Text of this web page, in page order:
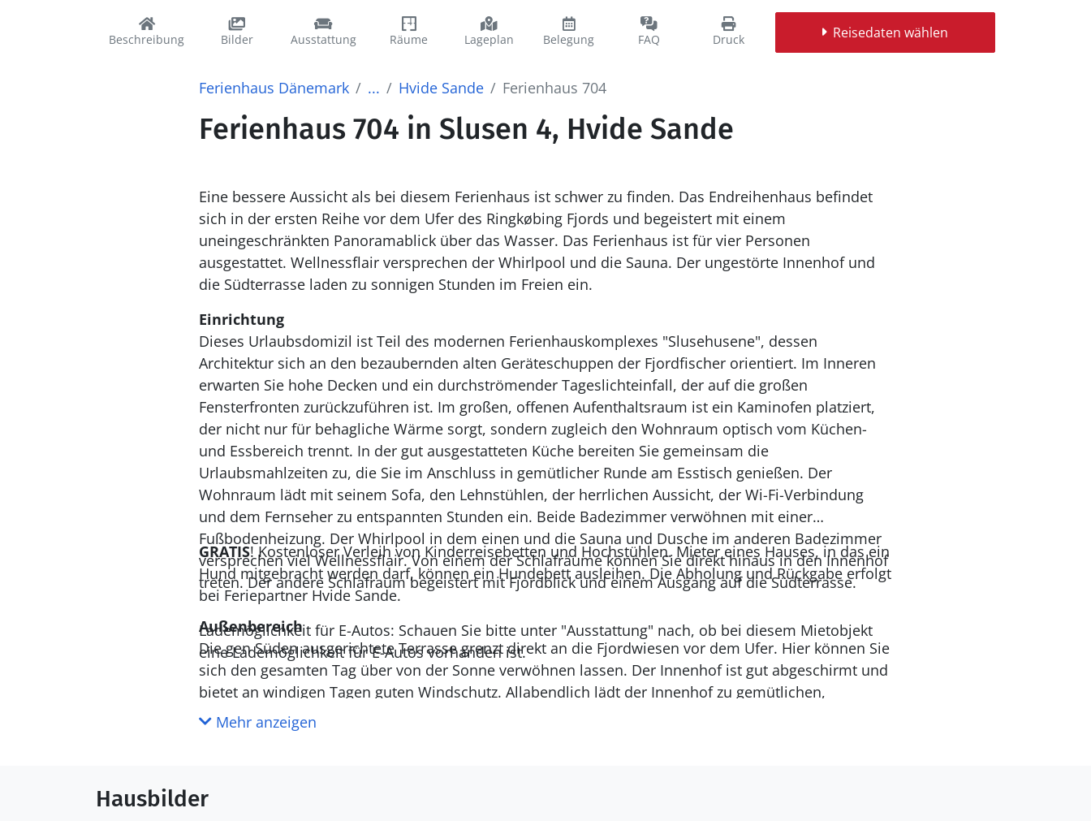
Beschreibung Bilder Ausstattung Räume Lageplan Belegung FAQ Druck Reisedaten wählen
Ferienhaus Dänemark ... Hvide Sande Ferienhaus 704
Ferienhaus 704 in Slusen 4, Hvide Sande
Eine bessere Aussicht als bei diesem Ferienhaus ist schwer zu finden. Das Endreihenhaus befindet
sich in der ersten Reihe vor dem Ufer des Ringkøbing Fjords und begeistert mit einem
uneingeschränkten Panoramablick über das Wasser. Das Ferienhaus ist für vier Personen
ausgestattet. Wellnessflair versprechen der Whirlpool und die Sauna. Der ungestörte Innenhof und
die Südterrasse laden zu sonnigen Stunden im Freien ein.
Einrichtung
Dieses Urlaubsdomizil ist Teil des modernen Ferienhauskomplexes "Slusehusene", dessen
Architektur sich an den bezaubernden alten Geräteschuppen der Fjordfischer orientiert. Im Inneren
erwarten Sie hohe Decken und ein durchströmender Tageslichteinfall, der auf die großen
Fensterfronten zurückzuführen ist. Im großen, offenen Aufenthaltsraum ist ein Kaminofen platziert,
der nicht nur für behagliche Wärme sorgt, sondern zugleich den Wohnraum optisch vom Küchen-
und Essbereich trennt. In der gut ausgestatteten Küche bereiten Sie gemeinsam die
Urlaubsmahlzeiten zu, die Sie im Anschluss in gemütlicher Runde am Esstisch genießen. Der
Wohnraum lädt mit seinem Sofa, den Lehnstühlen, der herrlichen Aussicht, der Wi-Fi-Verbindung
und dem Fernseher zu entspannten Stunden ein. Beide Badezimmer verwöhnen mit einer
Fußbodenheizung. Der Whirlpool in dem einen und die Sauna und Dusche im anderen Badezimmer
versprechen viel Wellnessflair. Von einem der Schlafräume können Sie direkt hinaus in den Innenhof
treten. Der andere Schlafraum begeistert mit Fjordblick und einem Ausgang auf die Südterrasse.
Außenbereich
Die gen Süden ausgerichtete Terrasse grenzt direkt an die Fjordwiesen vor dem Ufer. Hier können Sie
sich den gesamten Tag über von der Sonne verwöhnen lassen. Der Innenhof ist gut abgeschirmt und
bietet an windigen Tagen guten Windschutz. Allabendlich lädt der Innenhof zu gemütlichen,
ungestörten Grillabenden ein. Im integrierten Carport steht eine Lademöglichkeit für E-Autos zur
Verfügung. Das Nebengebäude beherbergt einen Hauswirtschaftsraum, in dem eine
GRATIS! Kostenloser Verleih von Kinderreisebetten und Hochstühlen. Mieter eines Hauses, in das ein
Hund mitgebracht werden darf, können ein Hundebett ausleihen. Die Abholung und Rückgabe erfolgt
bei Feriepartner Hvide Sande.
Lademöglichkeit für E-Autos: Schauen Sie bitte unter "Ausstattung" nach, ob bei diesem Mietobjekt
eine Lademöglichkeit für E-Autos vorhanden ist.
Mehr anzeigen
Hausbilder